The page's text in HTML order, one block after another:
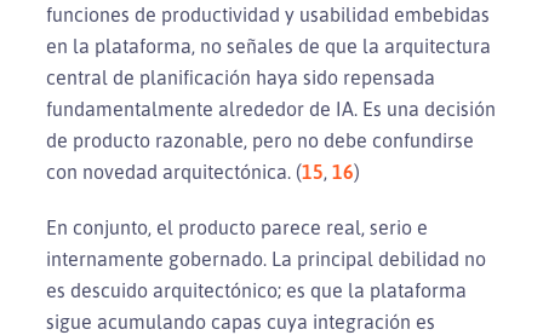
funciones de productividad y usabilidad embebidas
en la plataforma, no señales de que la arquitectura
central de planificación haya sido repensada
fundamentalmente alrededor de IA. Es una decisión
de producto razonable, pero no debe confundirse
con novedad arquitectónica. (15, 16)
En conjunto, el producto parece real, serio e
internamente gobernado. La principal debilidad no
es descuido arquitectónico; es que la plataforma
sigue acumulando capas cuya integración es